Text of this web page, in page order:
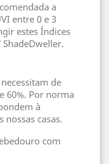
a
entre 0 e 3
estes Índices
de
60%. Por norma
à
casas.
com